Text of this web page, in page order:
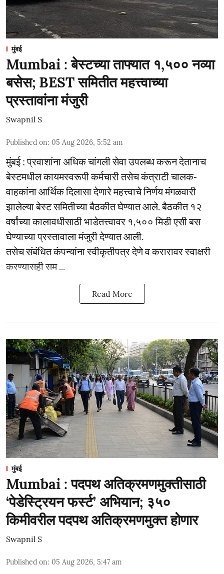
मुंबई
Mumbai : बेस्टच्या ताफ्यात १,५०० नव्या
बसेस; BEST समितीत महत्त्वाच्या
प्रस्तावांना मंजुरी
Swapnil S
Published on: 05 Aug 2026, 5:52 am
मुंबई : प्रवाशांना अधिक चांगली सेवा उपलब्ध करून देतानाच
बेस्टमधील कायमस्वरूपी कर्मचारी तसेच कंत्राटी चालक-
वाहकांना आर्थिक दिलासा देणारे महत्त्वाचे निर्णय मंगळवारी
झालेल्या बेस्ट समितीच्या बैठकीत घेण्यात आले. बैठकीत १२
वर्षांच्या कालावधीसाठी भाडेतत्त्वावर १,५०० मिडी एसी बस
घेण्याच्या प्रस्तावाला मंजुरी देण्यात आली.
तसेच संबंधित कंपन्यांना स्वीकृतीपत्र देणे व करारावर स्वाक्षरी
करण्यासही सम ...
Read More
मुंबई
Mumbai : पदपथ अतिक्रमणमुक्तीसाठी
‘पेडेस्ट्रियन फर्स्ट’ अभियान; ३५०
किमीवरील पदपथ अतिक्रमणमुक्त होणार
Swapnil S
Published on: 05 Aug 2026, 5:47 am